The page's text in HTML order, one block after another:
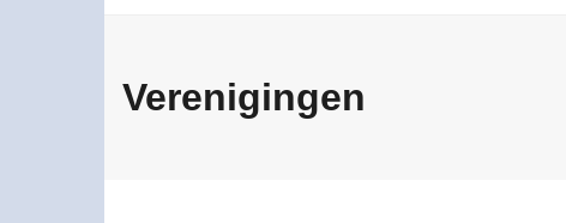
Verenigingen